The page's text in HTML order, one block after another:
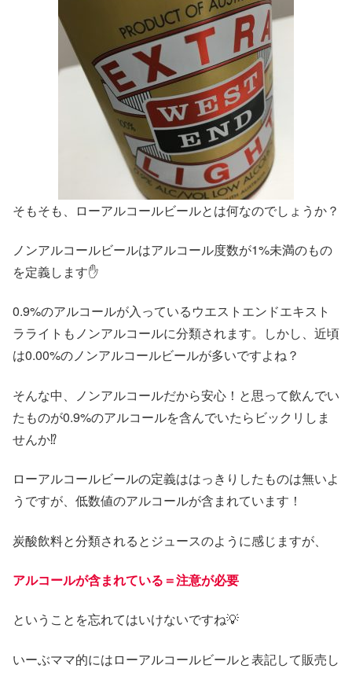
そもそも、ローアルコールビールとは何なのでしょうか？
ノンアルコールビールはアルコール度数が1%未満のもの
を定義します✋
0.9%のアルコールが入っているウエストエンドエキスト
ラライトもノンアルコールに分類されます。しかし、近頃
は0.00%のノンアルコールビールが多いですよね？
そんな中、ノンアルコールだから安心！と思って飲んでい
たものが0.9%のアルコールを含んでいたらビックリしま
せんか⁉️
ローアルコールビールの定義ははっきりしたものは無いよ
うですが、低数値のアルコールが含まれています！
炭酸飲料と分類されるとジュースのように感じますが、
アルコールが含まれている＝注意が必要
ということを忘れてはいけないですね💡
いーぶママ的にはローアルコールビールと表記して販売し